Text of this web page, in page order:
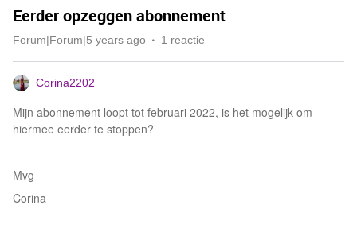
Eerder opzeggen abonnement
Forum|Forum|5 years ago 1 reactie
Corina2202
Mijn abonnement loopt tot februari 2022, is het mogelijk om
hiermee eerder te stoppen?
Mvg
Corina